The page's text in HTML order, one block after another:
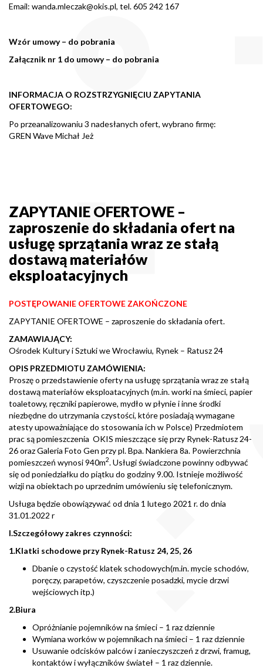
Email: wanda.mleczak@okis.pl, tel. 605 242 167
Wzór umowy – do pobrania
Załącznik nr 1 do umowy – do pobrania
INFORMACJA O ROZSTRZYGNIĘCIU ZAPYTANIA
OFERTOWEGO:
Po przeanalizowaniu 3 nadesłanych ofert, wybrano firmę:
GREN Wave Michał Jeż
ZAPYTANIE OFERTOWE –
zaproszenie do składania ofert na
usługę sprzątania wraz ze stałą
dostawą materiałów
eksploatacyjnych
POSTĘPOWANIE OFERTOWE ZAKOŃCZONE
ZAPYTANIE OFERTOWE – zaproszenie do składania ofert.
ZAMAWIAJĄCY:
Ośrodek Kultury i Sztuki we Wrocławiu, Rynek – Ratusz 24
OPIS PRZEDMIOTU ZAMÓWIENIA:
Proszę o przedstawienie oferty na usługę sprzątania wraz ze stałą
dostawą materiałów eksploatacyjnych (m.in. worki na śmieci, papier
toaletowy, ręczniki papierowe, mydło w płynie i inne środki
niezbędne do utrzymania czystości, które posiadają wymagane
atesty upoważniające do stosowania ich w Polsce) Przedmiotem
prac są pomieszczenia OKIS mieszczące się przy Rynek-Ratusz 24-
26 oraz Galeria Foto Gen przy pl. Bpa. Nankiera 8a. Powierzchnia
pomieszczeń wynosi 940m2. Usługi świadczone powinny odbywać
się od poniedziałku do piątku do godziny 9.00. Istnieje możliwość
wizji na obiektach po uprzednim umówieniu się telefonicznym.
Usługa będzie obowiązywać od dnia 1 lutego 2021 r. do dnia
31.01.2022 r
I.Szczegółowy zakres czynności:
1.Klatki schodowe przy Rynek-Ratusz 24, 25, 26
Dbanie o czystość klatek schodowych(m.in. mycie schodów,
poręczy, parapetów, czyszczenie posadzki, mycie drzwi
wejściowych itp.)
2.Biura
Opróżnianie pojemników na śmieci – 1 raz dziennie
Wymiana worków w pojemnikach na śmieci – 1 raz dziennie
Usuwanie odcisków palców i zanieczyszczeń z drzwi, framug,
kontaktów i wyłączników świateł – 1 raz dziennie.